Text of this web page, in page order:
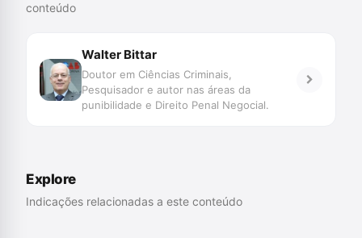
conteúdo
Walter Bittar
Doutor em Ciências Criminais,
Pesquisador e autor nas áreas da
punibilidade e Direito Penal Negocial.
Explore
Indicações relacionadas a este conteúdo